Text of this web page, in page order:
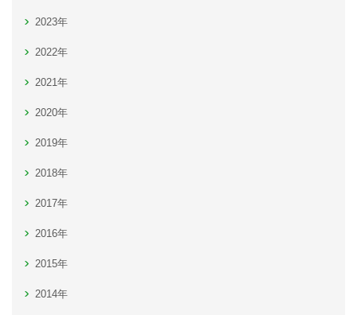
2023年
2022年
2021年
2020年
2019年
2018年
2017年
2016年
2015年
2014年